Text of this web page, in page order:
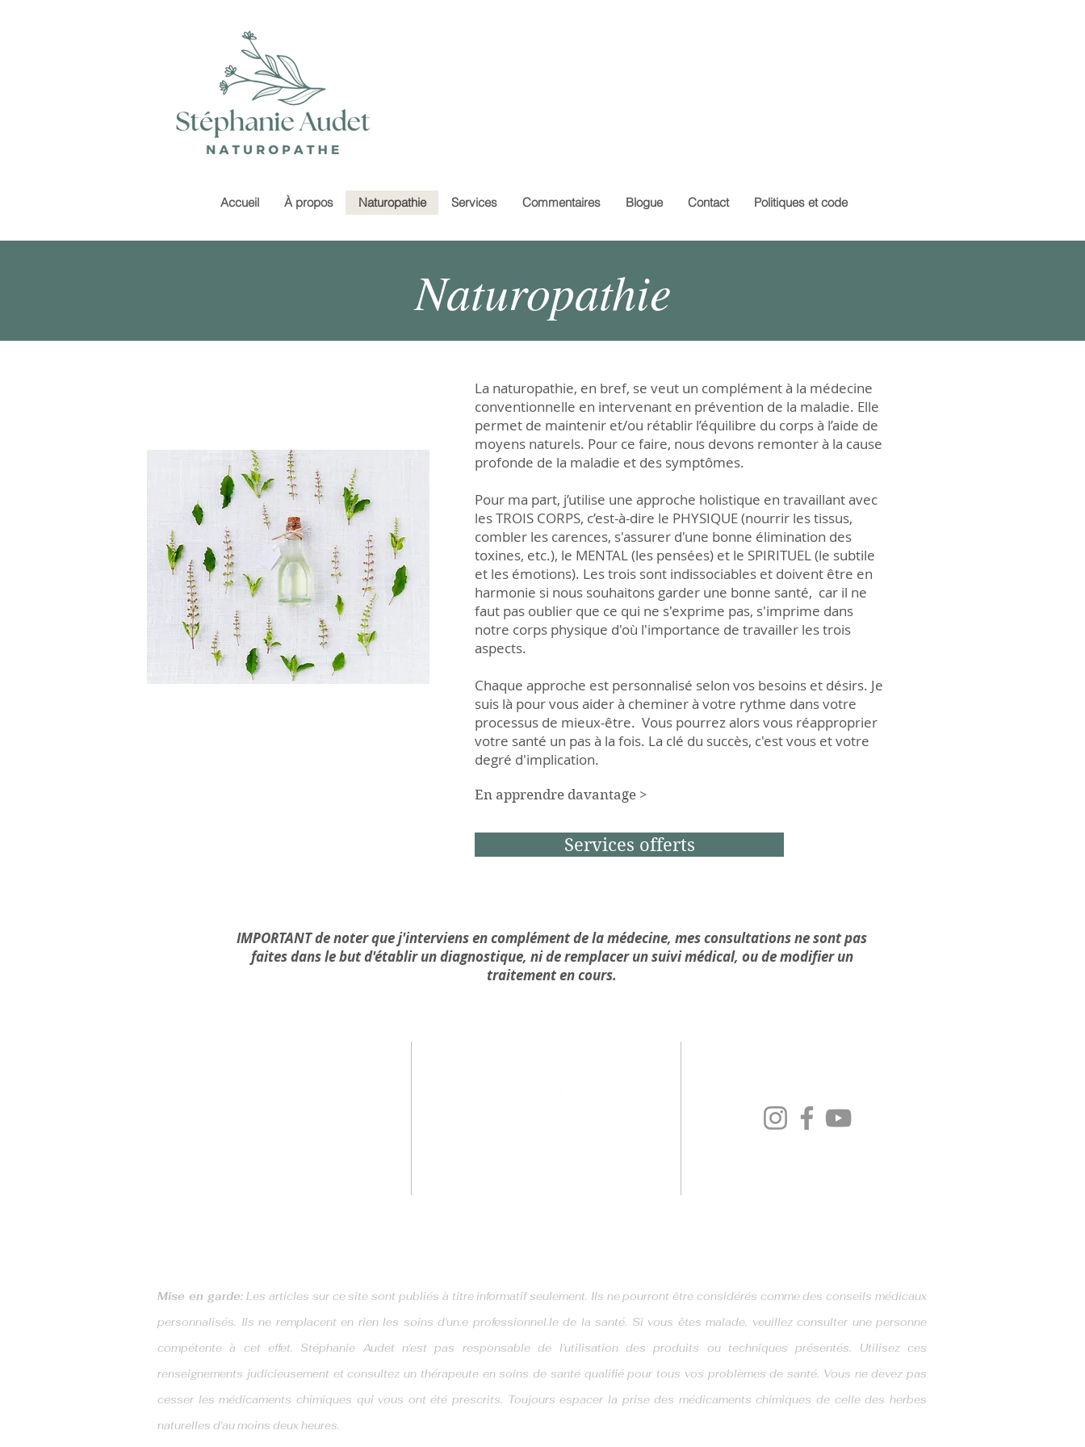
Accueil À propos Naturopathie Services Commentaires Blogue Contact Politiques et code
Naturopathie
La naturopathie, en bref, se veut un complément à la médecine
conventionnelle en intervenant en prévention de la maladie. Elle
permet de maintenir et/ou rétablir l’équilibre du corps à l’aide de
moyens naturels. Pour ce faire, nous devons remonter à la cause
profonde de la maladie et des symptômes.
Pour ma part, j’utilise une approche holistique en travaillant avec
les TROIS CORPS, c’est-à-dire le PHYSIQUE (nourrir les tissus,
combler les carences, s'assurer d'une bonne élimination des
toxines, etc.), le MENTAL (les pensées) et le SPIRITUEL (le subtile
et les émotions). Les trois sont indissociables et doivent être en
harmonie si nous souhaitons garder une bonne santé, car il ne
faut pas oublier que ce qui ne s'exprime pas, s'imprime dans
notre corps physique d'où l'importance de travailler les trois
aspects.
Chaque approche est personnalisé selon vos besoins et désirs. Je
suis là pour vous aider à cheminer à votre rythme dans votre
processus de mieux-être. Vous pourrez alors vous réapproprier
votre santé un pas à la fois. La clé du succès, c'est vous et votre
degré d'implication.
En apprendre davantage >
Services offerts
IMPORTANT de noter que j'interviens en complément de la médecine, mes consultations ne sont pas
faites dans le but d'établir un diagnostique, ni de remplacer un suivi médical, ou de modifier un
traitement en cours.
Mise en garde:Les articles sur ce site sont publiés à titre informatif seulement. Ils ne pourront être considérés comme des conseils médicaux
personnalisés. Ils ne remplacent en rien les soins d'un.e professionnel.le de la santé. Si vous êtes malade, veuillez consulter une personne
compétente à cet effet. Stéphanie Audet n'est pas responsable de l'utilisation des produits ou techniques présentés. Utilisez ces
renseignements judicieusement et consultez un thérapeute en soins de santé qualifié pour tous vos problèmes de santé. Vous ne devez pas
cesser les médicaments chimiques qui vous ont été prescrits. Toujours espacer la prise des médicaments chimiques de celle des herbes
naturelles d'au moins deux heures.